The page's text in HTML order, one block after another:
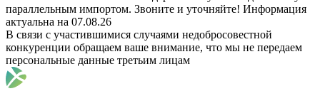
параллельным импортом. Звоните и уточняйте! Информация
актуальна на 07.08.26
В связи с участившимися случаями недобросовестной
конкуренции обращаем ваше внимание, что мы не передаем
персональные данные третьим лицам